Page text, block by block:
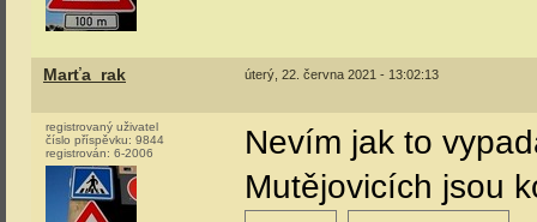
Marťa_rak úterý, 22. června 2021 - 13:02:13
registrovaný uživatel
číslo příspěvku: 9844
registrován: 6-2006
Nevím jak to
Mutějovicích jsou